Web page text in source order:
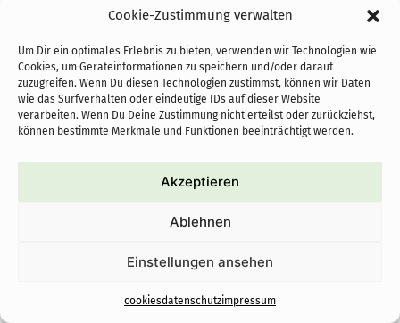
Cookie-Zustimmung verwalten
Um Dir ein optimales Erlebnis zu bieten, verwenden wir Technologien wie
Cookies, um Geräteinformationen zu speichern und/oder darauf
zuzugreifen. Wenn Du diesen Technologien zustimmst, können wir Daten
wie das Surfverhalten oder eindeutige IDs auf dieser Website
verarbeiten. Wenn Du Deine Zustimmung nicht erteilst oder zurückziehst,
können bestimmte Merkmale und Funktionen beeinträchtigt werden.
Akzeptieren
Ablehnen
Einstellungen ansehen
cookiesdatenschutzimpressum
startseite
projekte
kontakt
architektur
impressum
leistungen
holzbau
team